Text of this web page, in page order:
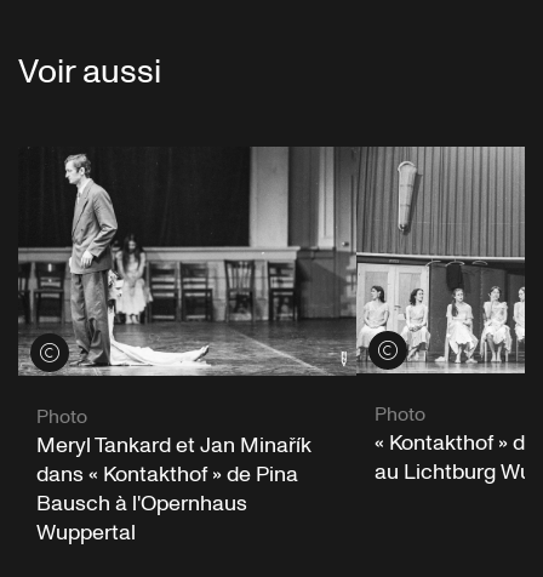
Voir aussi
Voir les crédits
Photo
Meryl Tankard et Jan Minařík
dans « Kontakthof » de Pina
Bausch à l'Opernhaus
Wuppertal
Voir les crédits
Photo
« Kontakthof »
au Lichtburg